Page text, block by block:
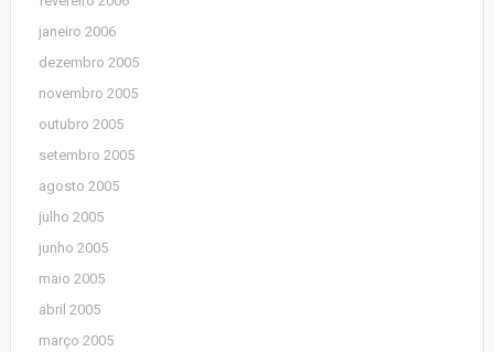
janeiro 2006
dezembro 2005
novembro 2005
outubro 2005
setembro 2005
agosto 2005
julho 2005
junho 2005
maio 2005
abril 2005
março 2005